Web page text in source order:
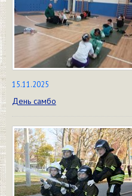
15.11.2025
День самбо